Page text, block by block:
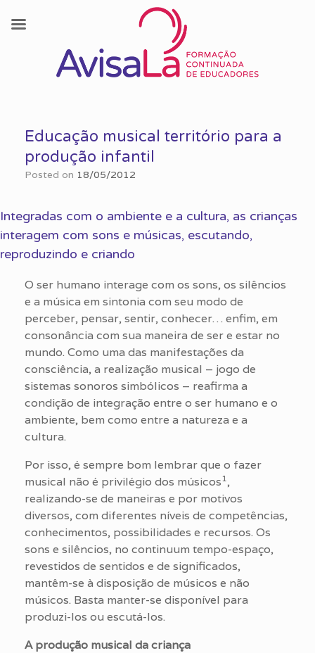
contentEducação musical território para a
produção infantil
Posted on 18/05/2012
Integradas com o ambiente e a cultura, as crianças
interagem com sons e músicas, escutando,
reproduzindo e criando
O ser humano interage com os sons, os silêncios
e a música em sintonia com seu modo de
perceber, pensar, sentir, conhecer… enfim, em
consonância com sua maneira de ser e estar no
mundo. Como uma das manifestações da
consciência, a realização musical – jogo de
sistemas sonoros simbólicos – reafirma a
condição de integração entre o ser humano e o
ambiente, bem como entre a natureza e a
cultura.
Por isso, é sempre bom lembrar que o fazer
musical não é privilégio dos músicos 1 ,
realizando-se de maneiras e por motivos
diversos, com diferentes níveis de competências,
conhecimentos, possibilidades e recursos. Os
sons e silêncios, no continuum tempo-espaço,
revestidos de sentidos e de significados,
mantêm-se à disposição de músicos e não
músicos. Basta manter-se disponível para
produzi-los ou escutá-los.
A produção musical da criança